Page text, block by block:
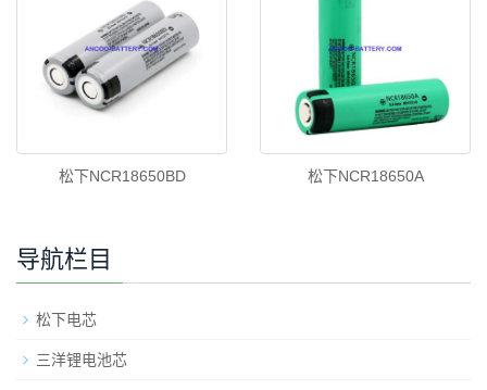
松下NCR18650BD 松下NCR18650A
导航栏目
松下电芯
三洋锂电池芯